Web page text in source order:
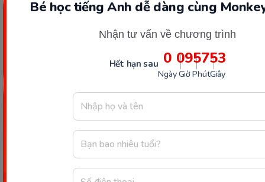
Bé học tiếng Anh dễ dàng cùng
Nhận tư vấn về chương trình
Hết hạn sau 0
Ngày
09
Giờ
57
Phút
51
Giây
Sữa Nutrient Kao (cho bé từ 1 –
Đây là thương hiệu sữa nổi tiếng của Singapore